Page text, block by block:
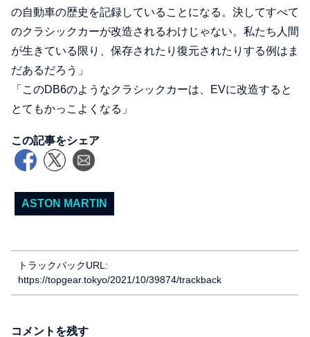
の自動車の歴史を記録していることになる。決してすべて
のクラシックカーが改造されるわけじゃない。私たち人間
が生きている限り、保存されたり復元されたりする例はま
だあるだろう」
「このDB6のようなクラシックカーは、EVに改造すると
とてもかっこよくなる」
この記事をシェア
ASTON MARTIN
トラックバックURL:
https://topgear.tokyo/2021/10/39874/trackback
コメントを残す